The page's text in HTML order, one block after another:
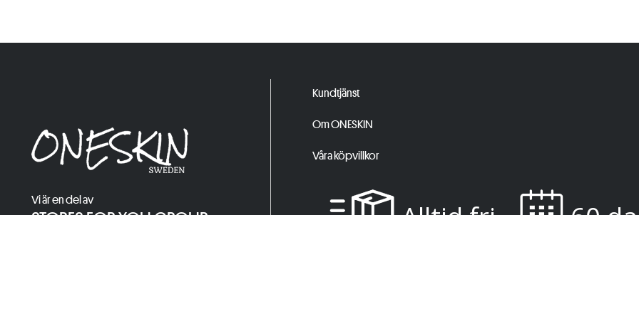
Vi är en del av
STORES FOR YOU GROUP
Kundtjänst
Om ONESKIN
Våra köpvillkor
Alltid fri
60